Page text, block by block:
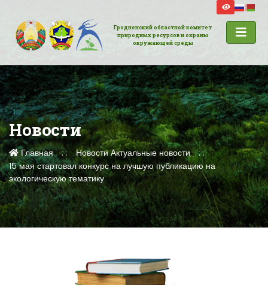
Гродненский областной комитет
природных ресурсов и охраны
окружающей среды
Новости
Главная Новости Актуальные новости
15 мая стартовал конкурс на лучшую публикацию на
экологическую тематику